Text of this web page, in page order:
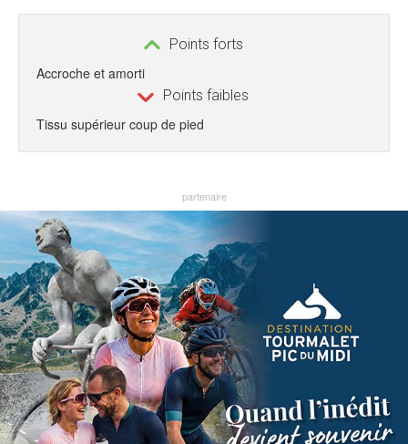
Points forts
Accroche et amorti
Points faibles
Tissu supérieur coup de pied